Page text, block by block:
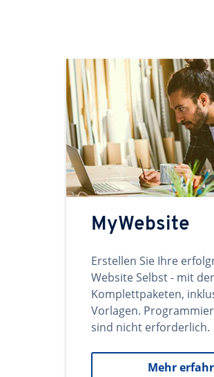
MyWebsite
Erstellen Sie Ihre
Website Selbst - mit
Komplettpaketen,
Vorlagen.
sind nicht erforderlich.
Mehr